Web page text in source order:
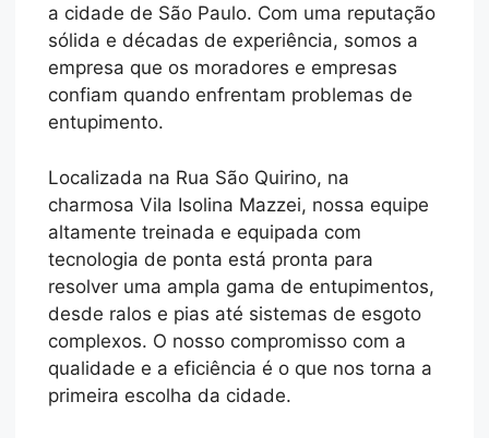
a cidade de São Paulo. Com uma reputação
sólida e décadas de experiência, somos a
empresa que os moradores e empresas
confiam quando enfrentam problemas de
entupimento.
Localizada na Rua São Quirino, na
charmosa Vila Isolina Mazzei, nossa equipe
altamente treinada e equipada com
tecnologia de ponta está pronta para
resolver uma ampla gama de entupimentos,
desde ralos e pias até sistemas de esgoto
complexos. O nosso compromisso com a
qualidade e a eficiência é o que nos torna a
primeira escolha da cidade.